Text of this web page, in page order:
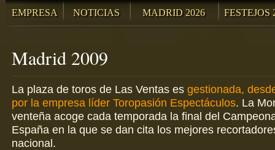
EMPRESA NOTICIAS MADRID 2026 FESTEJOS
Madrid 2009
La plaza de toros de Las Ventas es gestionada,
por la empresa líder Toropasión Espectáculos. La
venteña acoge cada temporada la final del
España en la que se dan cita los mejores
nacional.